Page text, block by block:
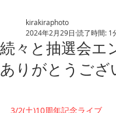
続々と抽選会エ
ありがとうござ
kirakiraphoto
2024年2月29日 読了時間: 1
3/2(土)10周年記念ライブ